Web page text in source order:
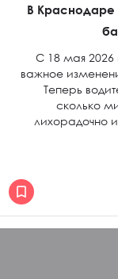
В Краснодаре
С 18 мая 2026
важное
Теперь
сколько
лихорадочно